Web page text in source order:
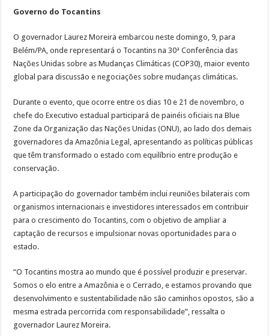
Governo do Tocantins
O governador Laurez Moreira embarcou neste domingo, 9, para
Belém/PA, onde representará o Tocantins na 30ª Conferência das
Nações Unidas sobre as Mudanças Climáticas (COP30), maior evento
global para discussão e negociações sobre mudanças climáticas.
Durante o evento, que ocorre entre os dias 10 e 21 de novembro, o
chefe do Executivo estadual participará de painéis oficiais na Blue
Zone da Organização das Nações Unidas (ONU), ao lado dos demais
governadores da Amazônia Legal, apresentando as políticas públicas
que têm transformado o estado com equilíbrio entre produção e
conservação.
A participação do governador também inclui reuniões bilaterais com
organismos internacionais e investidores interessados em contribuir
para o crescimento do Tocantins, com o objetivo de ampliar a
captação de recursos e impulsionar novas oportunidades para o
estado.
“O Tocantins mostra ao mundo que é possível produzir e preservar.
Somos o elo entre a Amazônia e o Cerrado, e estamos provando que
desenvolvimento e sustentabilidade não são caminhos opostos, são a
mesma estrada percorrida com responsabilidade”, ressalta o
governador Laurez Moreira.